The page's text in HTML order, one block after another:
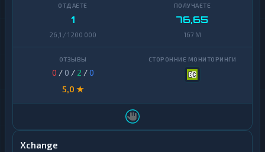
1
26,1 / 1 200 000
76,65
167 M
0 / 0 / 2 /0
5,0 ★
Xchange